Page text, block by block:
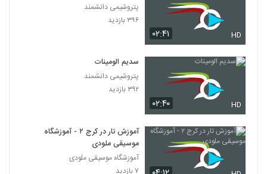
۰۲:۴۱ HD
پتروشیمی دانشمند
۳۹۶ بازدید
۰۲:۴۰ HD
سدیم الومینات
پتروشیمی دانشمند
۳۹۲ بازدید
آموزش تار در کرج ۲ - آموزشگاه
موسیقی ملودی
آموزشگاه موسیقی ملودی
۷ بازدید